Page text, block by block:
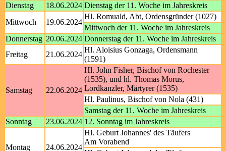
Dienstag
18.06.2024 Dienstag der 11. Woche im Jahreskreis
Mittwoch
19.06.2024
Hl. Romuald, Abt, Ordensgründer (1027)
Mittwoch der 11. Woche im Jahreskreis
Donnerstag 20.06.2024 Donnerstag der 11. Woche im Jahreskreis
Freitag
21.06.2024
Hl. Aloisius Gonzaga, Ordensmann
(1591)
Samstag 22.06.2024
Hl. John Fisher, Bischof von Rochester
(1535), und hl. Thomas Morus,
Lordkanzler, Märtyrer (1535)
Hl. Paulinus, Bischof von Nola (431)
Samstag der 11. Woche im Jahreskreis
Sonntag
23.06.2024 12. Sonntag im Jahreskreis
Montag 24.06.2024
Hl. Geburt Johannes' des Täufers
Am Vorabend